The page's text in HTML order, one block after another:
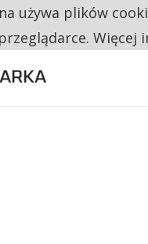
WAKAT PRZYPADAJĄ 62
używa plików
Więcej